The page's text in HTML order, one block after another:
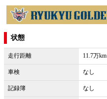
状態
走行距離 11.7万km
車検 なし
記録簿 なし